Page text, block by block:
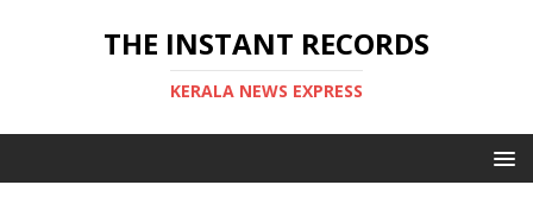
THE INSTANT RECORDS
KERALA NEWS EXPRESS